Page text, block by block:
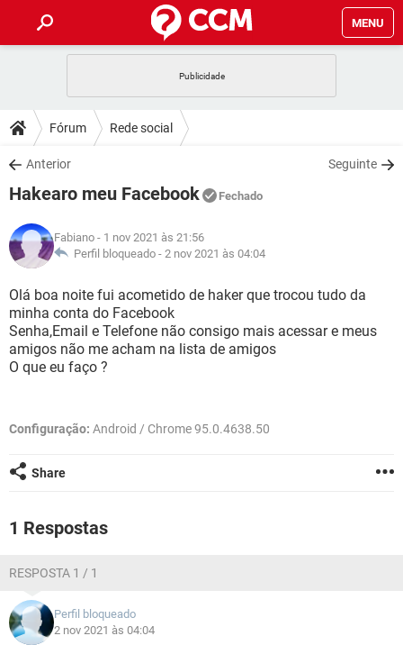
MENU
CELULAR
OUTLOOK
INSTAGRAM GMAIL
GUIA DE COMPRAS
DICAS
JOGOS
INSTAGRAM
GUIA DE COMPRAS
DOWNLOADS
JOGOS WHATSAPP
CELULAR
OUTLOOK EXCEL
INSTAGRAM GMAIL
GUIA DE COMPRAS
JOGOS
CELULAR
OUTLOOK EXCEL
INSTAGRAM GMAIL
GUIA DE COMPRAS
GLOSSÁRIO
JOGOS WHATSAPP
CELULAR
OUTLOOK EXCEL
INSTAGRAM
Fórum Rede social
Anterior Seguinte
Hakearo meu Facebook Fechado
Fabiano - 1 nov 2021 às 21:56
Perfil bloqueado - 2 nov 2021 às 04:04
Olá boa noite fui acometido de haker que trocou tudo da
minha conta do Facebook
Senha,Email e Telefone não consigo mais acessar e meus
amigos não me acham na lista de amigos
O que eu faço ?
Configuração: Android / Chrome 95.0.4638.50
Share
1 Respostas
RESPOSTA 1 / 1
Perfil bloqueado
2 nov 2021 às 04:04